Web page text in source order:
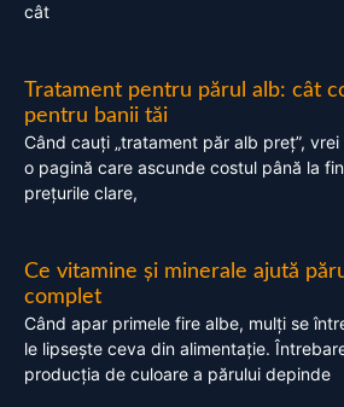
cât
Tratament pentru părul alb: cât
pentru banii tăi
Când cauți „tratament păr alb preț”,
o pagină care ascunde costul până la
prețurile clare,
Ce vitamine și minerale ajută
complet
Când apar primele fire albe, mulți se
le lipsește ceva din alimentație.
producția de culoare a părului depinde